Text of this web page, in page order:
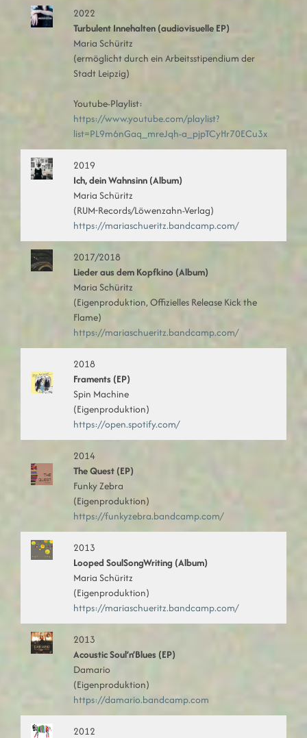
2022
Turbulent Innehalten (audiovisuelle EP)
Maria Schüritz
(ermöglicht durch ein Arbeitsstipendium der
Stadt Leipzig)
Youtube-Playlist:
https://www.youtube.com/playlist?
list=PL9m6nGaq_mreJqh-a_pjpTCyHr70ECu3x
2019
Ich, dein Wahnsinn (Album)
Maria Schüritz
(RUM-Records/Löwenzahn-Verlag)
https://mariaschueritz.bandcamp.com/
2017/2018
Lieder aus dem Kopfkino (Album)
Maria Schüritz
(Eigenproduktion, Offizielles Release Kick the
Flame)
https://mariaschueritz.bandcamp.com/
2018
Framents (EP)
Spin Machine
(Eigenproduktion)
https://open.spotify.com/
2014
The Quest (EP)
Funky Zebra
(Eigenproduktion)
https://funkyzebra.bandcamp.com/
2013
Looped SoulSongWriting (Album)
Maria Schüritz
(Eigenproduktion)
https://mariaschueritz.bandcamp.com/
2013
Acoustic Soul’n’Blues (EP)
Damario
(Eigenproduktion)
https://damario.bandcamp.com
2012